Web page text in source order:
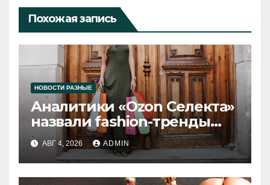
Похожая запись
НОВОСТИ РАЗНЫЕ
Аналитики «Ozon Селекта»
назвали fashion-тренды
2026 года
АВГ 4, 2026 ADMIN